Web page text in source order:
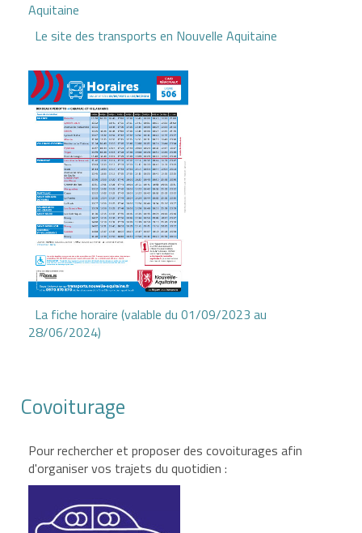
Le site des transports en Nouvelle Aquitaine
La fiche horaire (valable du 01/09/2023 au
28/06/2024)
Covoiturage
Pour rechercher et proposer des covoiturages afin
d'organiser vos trajets du quotidien :